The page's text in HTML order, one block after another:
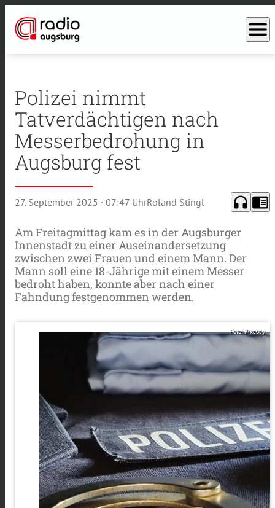
menu
Polizei nimmt
Tatverdächtigen nach
Messerbedrohung in
Augsburg fest
27. September 2025 · 07:47 UhrRoland Stingl headphones chrome_reader_mode
Am Freitagmittag kam es in der Augsburger
Innenstadt zu einer Auseinandersetzung
zwischen zwei Frauen und einem Mann. Der
Mann soll eine 18-Jährige mit einem Messer
bedroht haben, konnte aber nach einer
Fahndung festgenommen werden.
Foto: Pixabay